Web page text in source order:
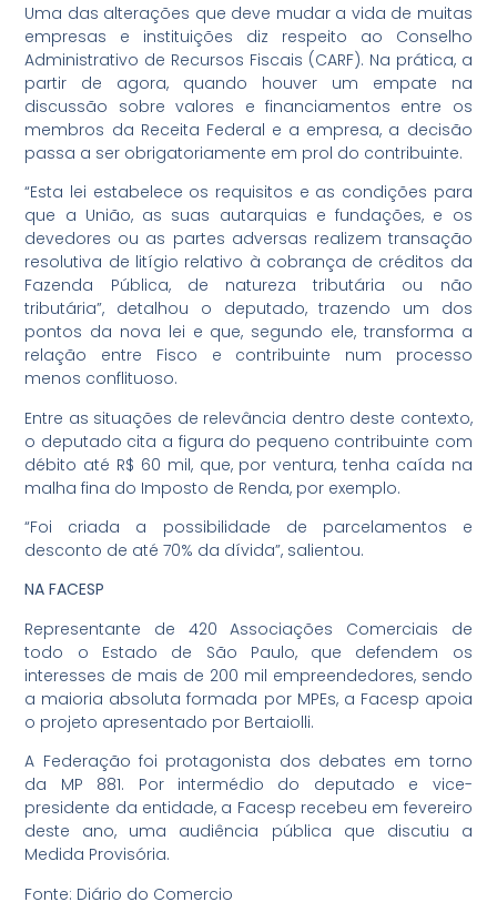
Uma das alterações que deve mudar a vida de muitas
empresas e instituições diz respeito ao Conselho
Administrativo de Recursos Fiscais (CARF). Na prática, a
partir de agora, quando houver um empate na
discussão sobre valores e financiamentos entre os
membros da Receita Federal e a empresa, a decisão
passa a ser obrigatoriamente em prol do contribuinte.
“Esta lei estabelece os requisitos e as condições para
que a União, as suas autarquias e fundações, e os
devedores ou as partes adversas realizem transação
resolutiva de litígio relativo à cobrança de créditos da
Fazenda Pública, de natureza tributária ou não
tributária”, detalhou o deputado, trazendo um dos
pontos da nova lei e que, segundo ele, transforma a
relação entre Fisco e contribuinte num processo
menos conflituoso.
Entre as situações de relevância dentro deste contexto,
o deputado cita a figura do pequeno contribuinte com
débito até R$ 60 mil, que, por ventura, tenha caída na
malha fina do Imposto de Renda, por exemplo.
“Foi criada a possibilidade de parcelamentos e
desconto de até 70% da dívida”, salientou.
NA FACESP
Representante de 420 Associações Comerciais de
todo o Estado de São Paulo, que defendem os
interesses de mais de 200 mil empreendedores, sendo
a maioria absoluta formada por MPEs, a Facesp apoia
o projeto apresentado por Bertaiolli.
A Federação foi protagonista dos debates em torno
da MP 881. Por intermédio do deputado e vice-
presidente da entidade, a Facesp recebeu em fevereiro
deste ano, uma audiência pública que discutiu a
Medida Provisória.
Fonte: Diário do Comercio